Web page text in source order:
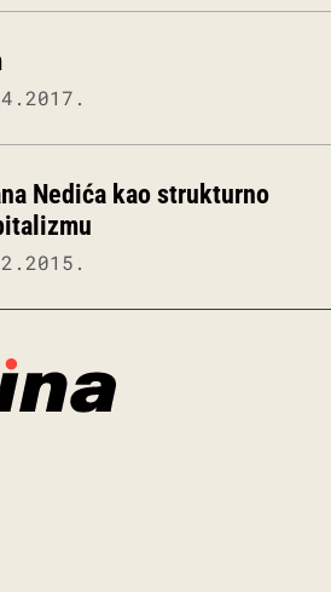
Nedića kao strukturno